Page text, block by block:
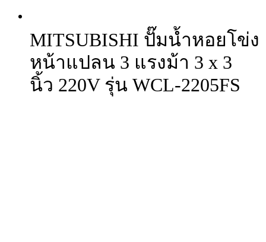
MITSUBISHI ปั๊มน้ำหอยโข่ง
หน้าแปลน 3 แรงม้า 3 x 3
นิ้ว 220V รุ่น WCL-2205FS